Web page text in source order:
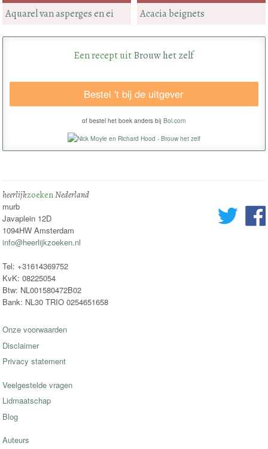
Acacia beignets
Aquarel van asperges en ei
Een recept uitBrouw het zelf
Bestel 't bij de uitgever
of bestel het boek anders bij Bol.com
heerlijkzoekenNederland
murb
Javaplein 12D
1094HW Amsterdam
info@heerlijkzoeken.nl
Tel: +31614369752
KvK: 08225054
Btw: NL001580472B02
Bank: NL30 TRIO 0254651658
Onze voorwaarden
Disclaimer
Privacy statement
Veelgestelde vragen
Lidmaatschap
Blog
Auteurs